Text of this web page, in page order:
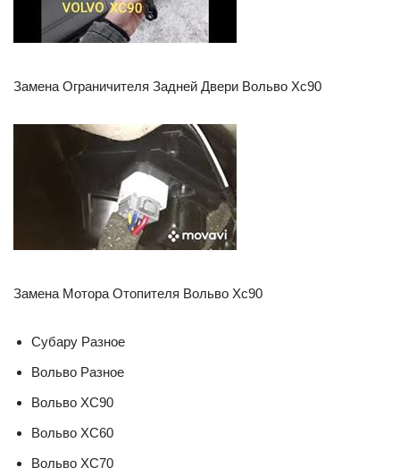
Замена Ограничителя Задней Двери Вольво Хс90
Замена Мотора Отопителя Вольво Хс90
Субару Разное
Вольво Разное
Вольво XC90
Вольво XC60
Вольво XC70